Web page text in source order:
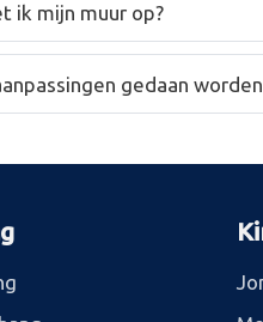
ik mijn muur op?
gedaan